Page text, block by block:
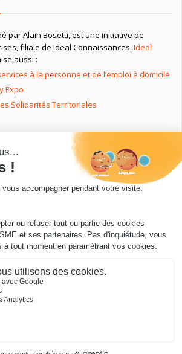
par Alain Bosetti, est une initiative de
filiale de Ideal Connaissances. Ideal
aussi :
à la personne et de l’emploi à domicile
Expo
Solidarités Territoriales
les entrepreneurs
les entrepreneurs
entreprise/microentreprise